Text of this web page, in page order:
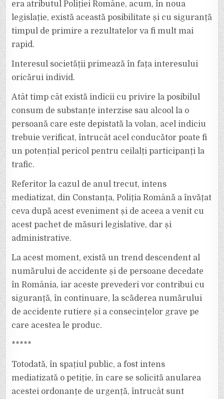
era atributul Poliției Române, acum, în noua
legislație, există această posibilitate și cu siguranță
timpul de primire a rezultatelor va fi mult mai
rapid.
Interesul societății primează în fața interesului
oricărui individ.
Atât timp cât există indicii cu privire la posibilul
consum de substanțe interzise sau alcool la o
persoană care este depistată la volan, acel indiciu
trebuie verificat, întrucât acel conducător poate fi
un potențial pericol pentru ceilalți participanți la
trafic.
Referitor la cazul de anul trecut, intens
mediatizat, din Constanța, Poliția Română a învățat
ceva după acest eveniment și de aceea a venit cu
acest pachet de măsuri legislative, dar și
administrative.
La acest moment, există un trend descendent al
numărului de accidente și de persoane decedate
în România, iar aceste prevederi vor contribui cu
siguranță, în continuare, la scăderea numărului
de accidente rutiere și a consecințelor grave pe
care acestea le produc.
*****
Totodată, în spațiul public, a fost intens
mediatizată o petiție, în care se solicită anularea
acestei ordonanțe de urgență, întrucât sunt